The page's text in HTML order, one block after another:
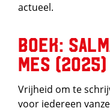
actueel.
Boek:
Mes (2025)
Vrijheid om te
voor iedereen